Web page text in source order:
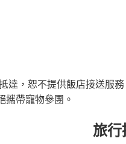
達，恕不提供飯店接送服務
攜帶寵物參團。
旅行